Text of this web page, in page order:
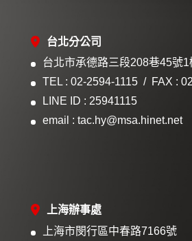
台北分公司
台北市承德路三段208巷45號1
TEL : 02-2594-1115
FAX :
LINE ID : 25941115
email : tac.hy@msa.hinet.net
上海辦事處
上海市閔行區中春路7166號